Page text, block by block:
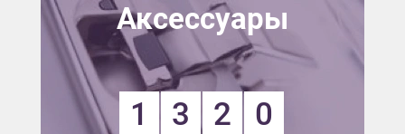
Аксессуары
1 3 2 0